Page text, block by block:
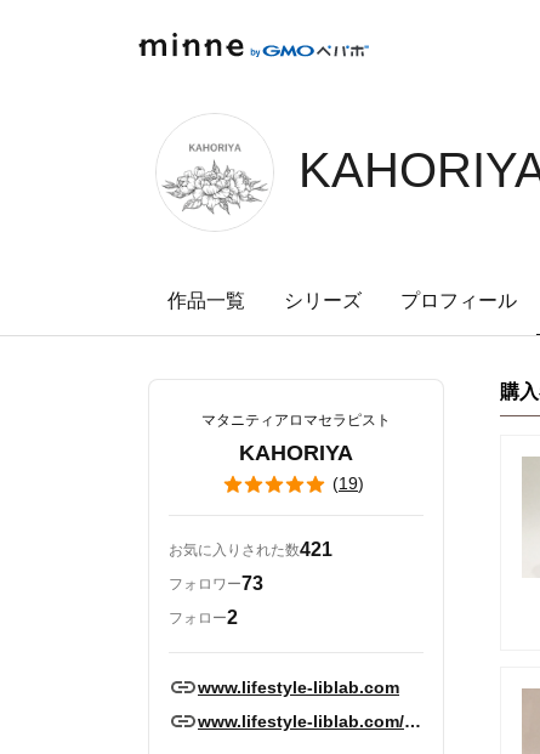
作品一覧 シリーズ プロフィール
マタニティアロマセラピスト
KAHORIYA
(19)
お気に入りされた数421
フォロワー73
フォロー2
www.lifestyle-liblab.com
www.lifestyle-liblab.com/blog/
購